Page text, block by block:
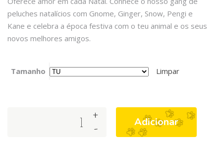
peluches natalícios com Gnome, Ginger, Snow, Pengi e
Kane e celebra a época festiva com o teu animal e os seus
novos melhores amigos.
Tamanho Limpar
-
+ Adicionar